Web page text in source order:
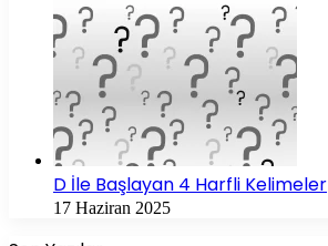
D İle Başlayan 4 Harfli Kelimeler
17 Haziran 2025